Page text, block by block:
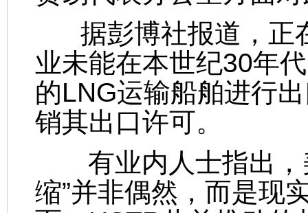
据彭博社报道，正
业未能在本世纪30年
的LNG运输船舶进行
销其出口许可。
有业内人士指出，
缩”并非偶然，而是现